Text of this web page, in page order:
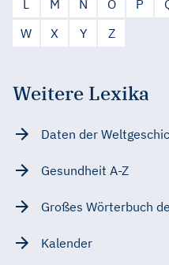
L
M N O P
W
X Y Z
Weitere Lexika
Daten der
Gesundheit A-Z
Großes Wörterbuch
Kalender